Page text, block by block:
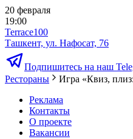
20 февраля
19:00
Terrace100
Ташкент, ул. Нафосат, 76
Подпишитесь на наш
Рестораны
Игра «Квиз,
Реклама
Контакты
О проекте
Вакансии